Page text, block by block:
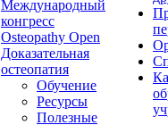
Международный
конгресс
Osteopathy Open
Доказательная
остеопатия
Обучение
Ресурсы
Полезные